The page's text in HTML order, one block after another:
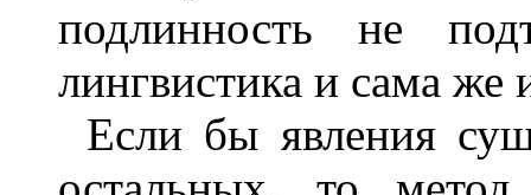
подлинность не
лингвистика и сама же
Если бы явления